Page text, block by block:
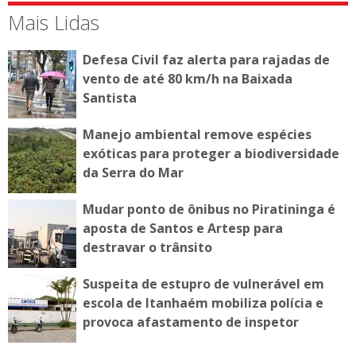
Mais Lidas
Defesa Civil faz alerta para rajadas de
vento de até 80 km/h na Baixada
Santista
Manejo ambiental remove espécies
exóticas para proteger a biodiversidade
da Serra do Mar
Mudar ponto de ônibus no Piratininga é
aposta de Santos e Artesp para
destravar o trânsito
Suspeita de estupro de vulnerável em
escola de Itanhaém mobiliza polícia e
provoca afastamento de inspetor